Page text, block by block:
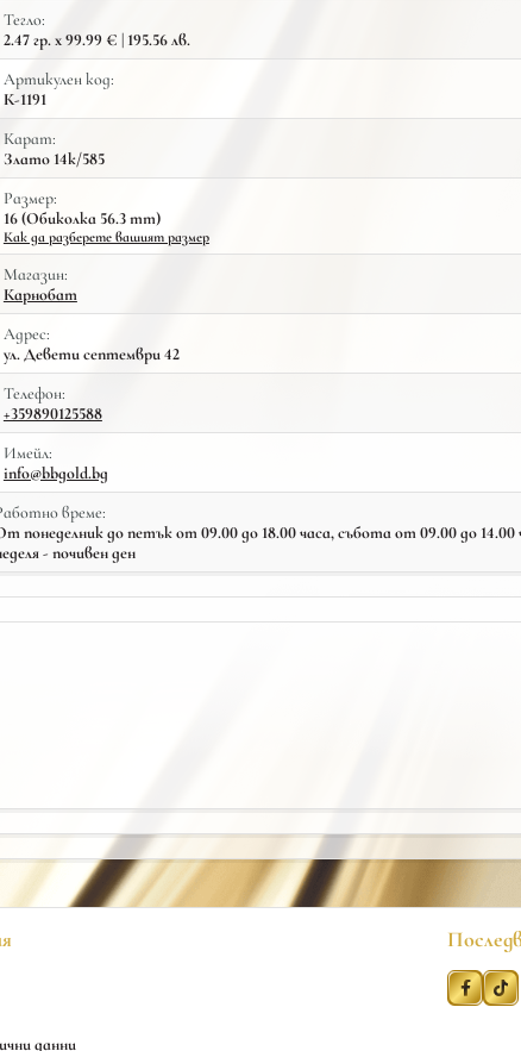
Тегло:
2.47 гр. x 99.99 € | 195.56 лв.
Артикулен код:
К-1191
Карат:
Злато 14к/585
Размер:
16 (Обиколка 56.3 mm)
Как да разберете вашият размер
Mагазин:
Карнобат
Адрес:
ул. Девети септември 42
Телефон:
+359890125588
Имейл:
info@bbgold.bg
време:
понеделник до петък от 09.00 до 18.00 часа, събота от 09.00 до 14.00
- почивен ден
данни